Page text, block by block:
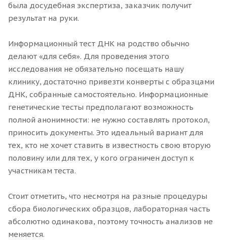
была досудебная экспертиза, заказчик получит
результат на руки.
Информационный тест ДНК на родство обычно
делают «для себя». Для проведения этого
исследования не обязательно посещать нашу
клинику, достаточно привезти конверты с образцами
ДНК, собранные самостоятельно. Информационные
генетические тесты предполагают возможность
полной анонимности: не нужно составлять протокол,
приносить документы. Это идеальный вариант для
тех, кто не хочет ставить в известность свою вторую
половину или для тех, у кого ограничен доступ к
участникам теста.
Стоит отметить, что несмотря на разные процедуры
сбора биологических образцов, лабораторная часть
абсолютно одинакова, поэтому точность анализов не
меняется.